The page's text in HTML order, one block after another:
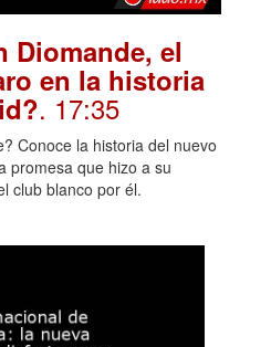
Diomande, el
en la historia
. 17:35
Conoce la historia del nuevo
promesa que hizo a su
club blanco por él.